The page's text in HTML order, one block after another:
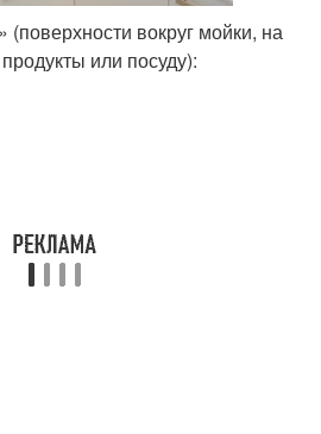
вокруг мойки, на
или посуду):